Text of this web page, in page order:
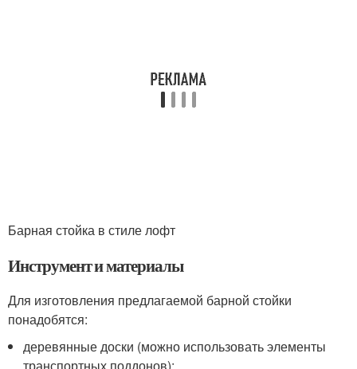
Барная стойка в стиле лофт
Инструмент и материалы
Для изготовления предлагаемой барной стойки
понадобятся:
деревянные доски (можно использовать элементы